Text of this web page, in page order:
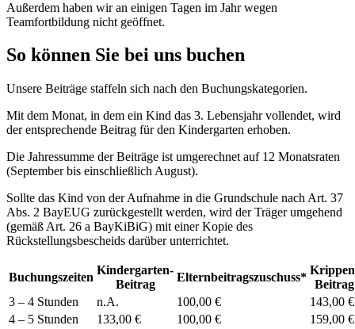
Außerdem haben wir an einigen Tagen im Jahr wegen
Teamfortbildung nicht geöffnet.
So können Sie bei uns buchen
Unsere Beiträge staffeln sich nach den Buchungskategorien.
Mit dem Monat, in dem ein Kind das 3. Lebensjahr vollendet, wird
der entsprechende Beitrag für den Kindergarten erhoben.
Die Jahressumme der Beiträge ist umgerechnet auf 12 Monatsraten
(September bis einschließlich August).
Sollte das Kind von der Aufnahme in die Grundschule nach Art. 37
Abs. 2 BayEUG zurückgestellt werden, wird der Träger umgehend
(gemäß Art. 26 a BayKiBiG) mit einer Kopie des
Rückstellungsbescheids darüber unterrichtet.
Buchungszeiten
Kindergarten-
Beitrag
Elternbeitragszuschuss*
Beitrag
3 – 4 Stunden
n.A. 100,00 €
143,00 €
4 – 5 Stunden
133,00 € 100,00 €
159,00 €